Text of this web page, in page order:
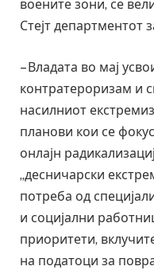
воените зони, се
Стејт департментот
– Владата во мај
контратероризам и
насилниот
планови кои се
онлајн
„десничарски
потреба од
и социјални
приоритети,
на податоци за